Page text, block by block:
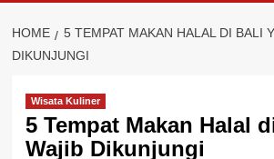
HOME
5 TEMPAT MAKAN HALAL DI BALI
DIKUNJUNGI
Wisata Kuliner
5 Tempat Makan Halal
Wajib Dikunjungi